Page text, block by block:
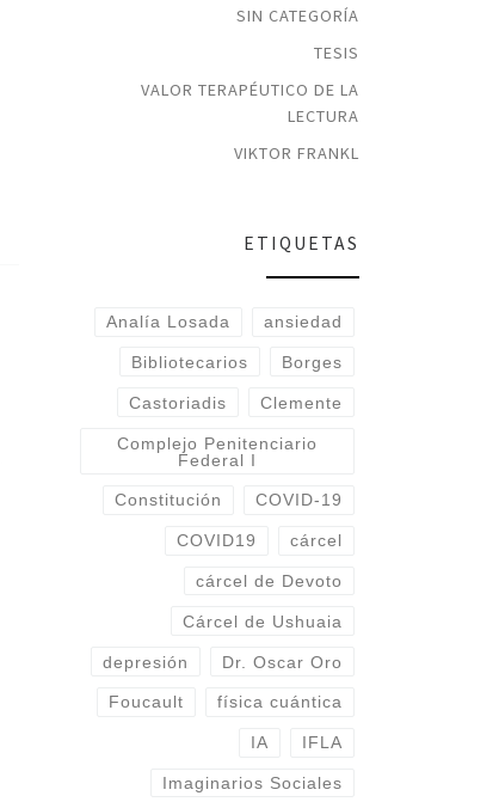
SIN CATEGORÍA
TESIS
VALOR TERAPÉUTICO DE LA
LECTURA
VIKTOR FRANKL
ETIQUETAS
Analía Losada ansiedad
Bibliotecarios Borges
Castoriadis Clemente
Complejo Penitenciario
Federal I
Constitución COVID-19
COVID19 cárcel
cárcel de Devoto
Cárcel de Ushuaia
depresión Dr. Oscar Oro
Foucault física cuántica
IA IFLA
Imaginarios Sociales